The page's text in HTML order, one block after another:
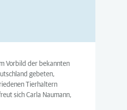
Vorbild der bekannten
gebeten,
Tierhaltern
sich Carla Naumann,